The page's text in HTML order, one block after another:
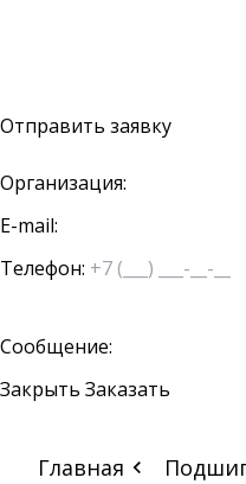
Отправить заявку
Организация:
E-mail:
Телефон:
Сообщение:
Закрыть Заказать
Главная